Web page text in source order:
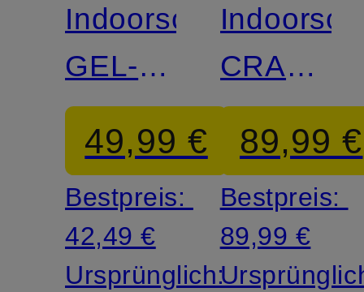
Indoorschuhe
GEL-
TACTIC
1349,99 €
Bestpreis:
42,49 €
Ursprünglich:
6
89,99 €
Bestpreis:
89,99 €